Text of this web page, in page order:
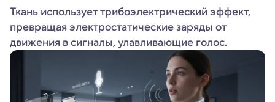
Ткань использует трибоэлектрический эффект,
превращая электростатические заряды от
движения в сигналы, улавливающие голос.